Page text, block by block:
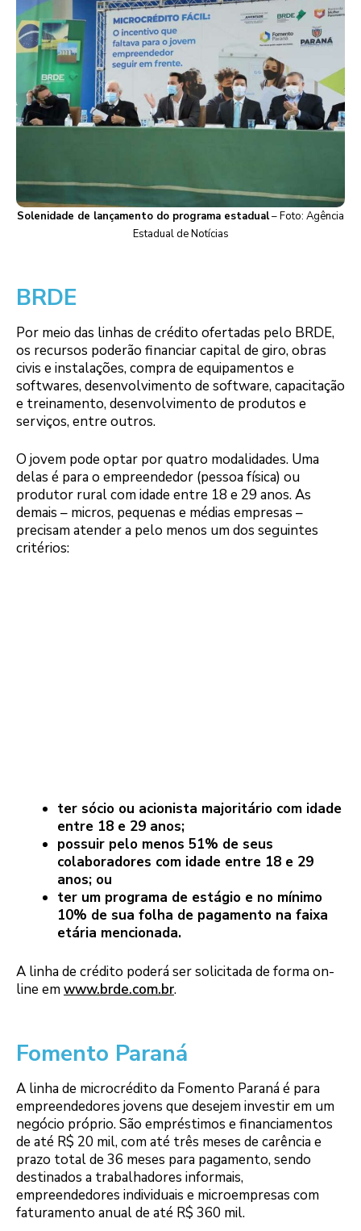
Solenidade de lançamento do programa estadual– Foto: Agência
Estadual de Notícias
BRDE
Por meio das linhas de crédito ofertadas pelo BRDE,
os recursos poderão financiar capital de giro, obras
civis e instalações, compra de equipamentos e
softwares, desenvolvimento de software, capacitação
e treinamento, desenvolvimento de produtos e
serviços, entre outros.
O jovem pode optar por quatro modalidades. Uma
delas é para o empreendedor (pessoa física) ou
produtor rural com idade entre 18 e 29 anos. As
demais – micros, pequenas e médias empresas –
precisam atender a pelo menos um dos seguintes
critérios:
ter sócio ou acionista majoritário com idade
entre 18 e 29 anos;
possuir pelo menos 51% de seus
colaboradores com idade entre 18 e 29
anos; ou
ter um programa de estágio e no mínimo
10% de sua folha de pagamento na faixa
etária mencionada.
A linha de crédito poderá ser solicitada de forma on-
line emwww.brde.com.br.
Fomento Paraná
A linha de microcrédito da Fomento Paraná é para
empreendedores jovens que desejem investir em um
negócio próprio. São empréstimos e financiamentos
de até R$ 20 mil, com até três meses de carência e
prazo total de 36 meses para pagamento, sendo
destinados a trabalhadores informais,
empreendedores individuais e microempresas com
faturamento anual de até R$ 360 mil.